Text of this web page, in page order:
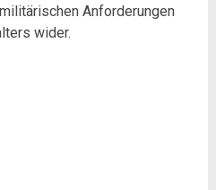
Anforderungen
wider.